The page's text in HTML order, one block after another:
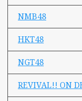
NMB48
HKT48
NGT48
REVIVAL!! ON